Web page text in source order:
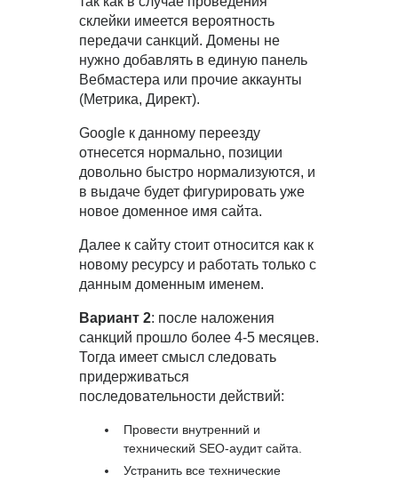
склейки имеется вероятность
передачи санкций. Домены не
нужно добавлять в единую панель
Вебмастера или прочие аккаунты
(Метрика, Директ).
Google к данному переезду
отнесется нормально, позиции
довольно быстро нормализуются, и
в выдаче будет фигурировать уже
новое доменное имя сайта.
Далее к сайту стоит относится как к
новому ресурсу и работать только с
данным доменным именем.
Вариант 2: после наложения
санкций прошло более 4-5 месяцев.
Тогда имеет смысл следовать
придерживаться
последовательности действий:
Провести внутренний и
технический SEO-аудит сайта.
Устранить все технические